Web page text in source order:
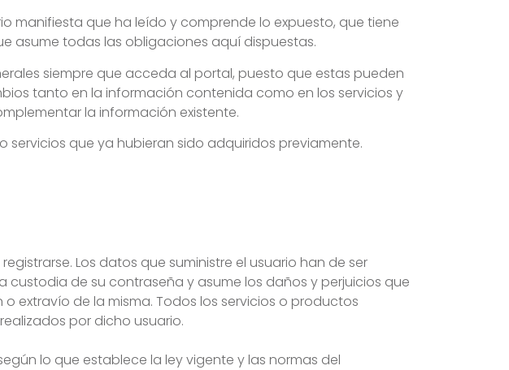
manifiesta que ha leído y comprende lo expuesto, que tiene
asume todas las obligaciones aquí dispuestas.
siempre que acceda al portal, puesto que estas pueden
tanto en la información contenida como en los servicios y
la información existente.
que ya hubieran sido adquiridos previamente.
Los datos que suministre el usuario han de ser
custodia de su contraseña y asume los daños y perjuicios que
extravío de la misma. Todos los servicios o productos
por dicho usuario.
lo que establece la ley vigente y las normas del